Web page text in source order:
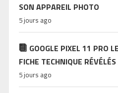
SON APPAREIL PHOTO
5 jours ago
GOOGLE PIXEL 11 PRO
FICHE TECHNIQUE
5 jours ago